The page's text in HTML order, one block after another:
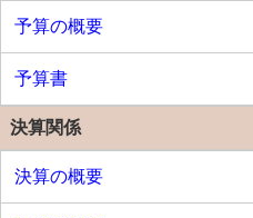
予算の概要
予算書
決算関係
決算の概要